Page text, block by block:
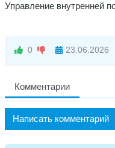
Управление внутренней
0 23.06.2026
Комментарии
Написать комментарий